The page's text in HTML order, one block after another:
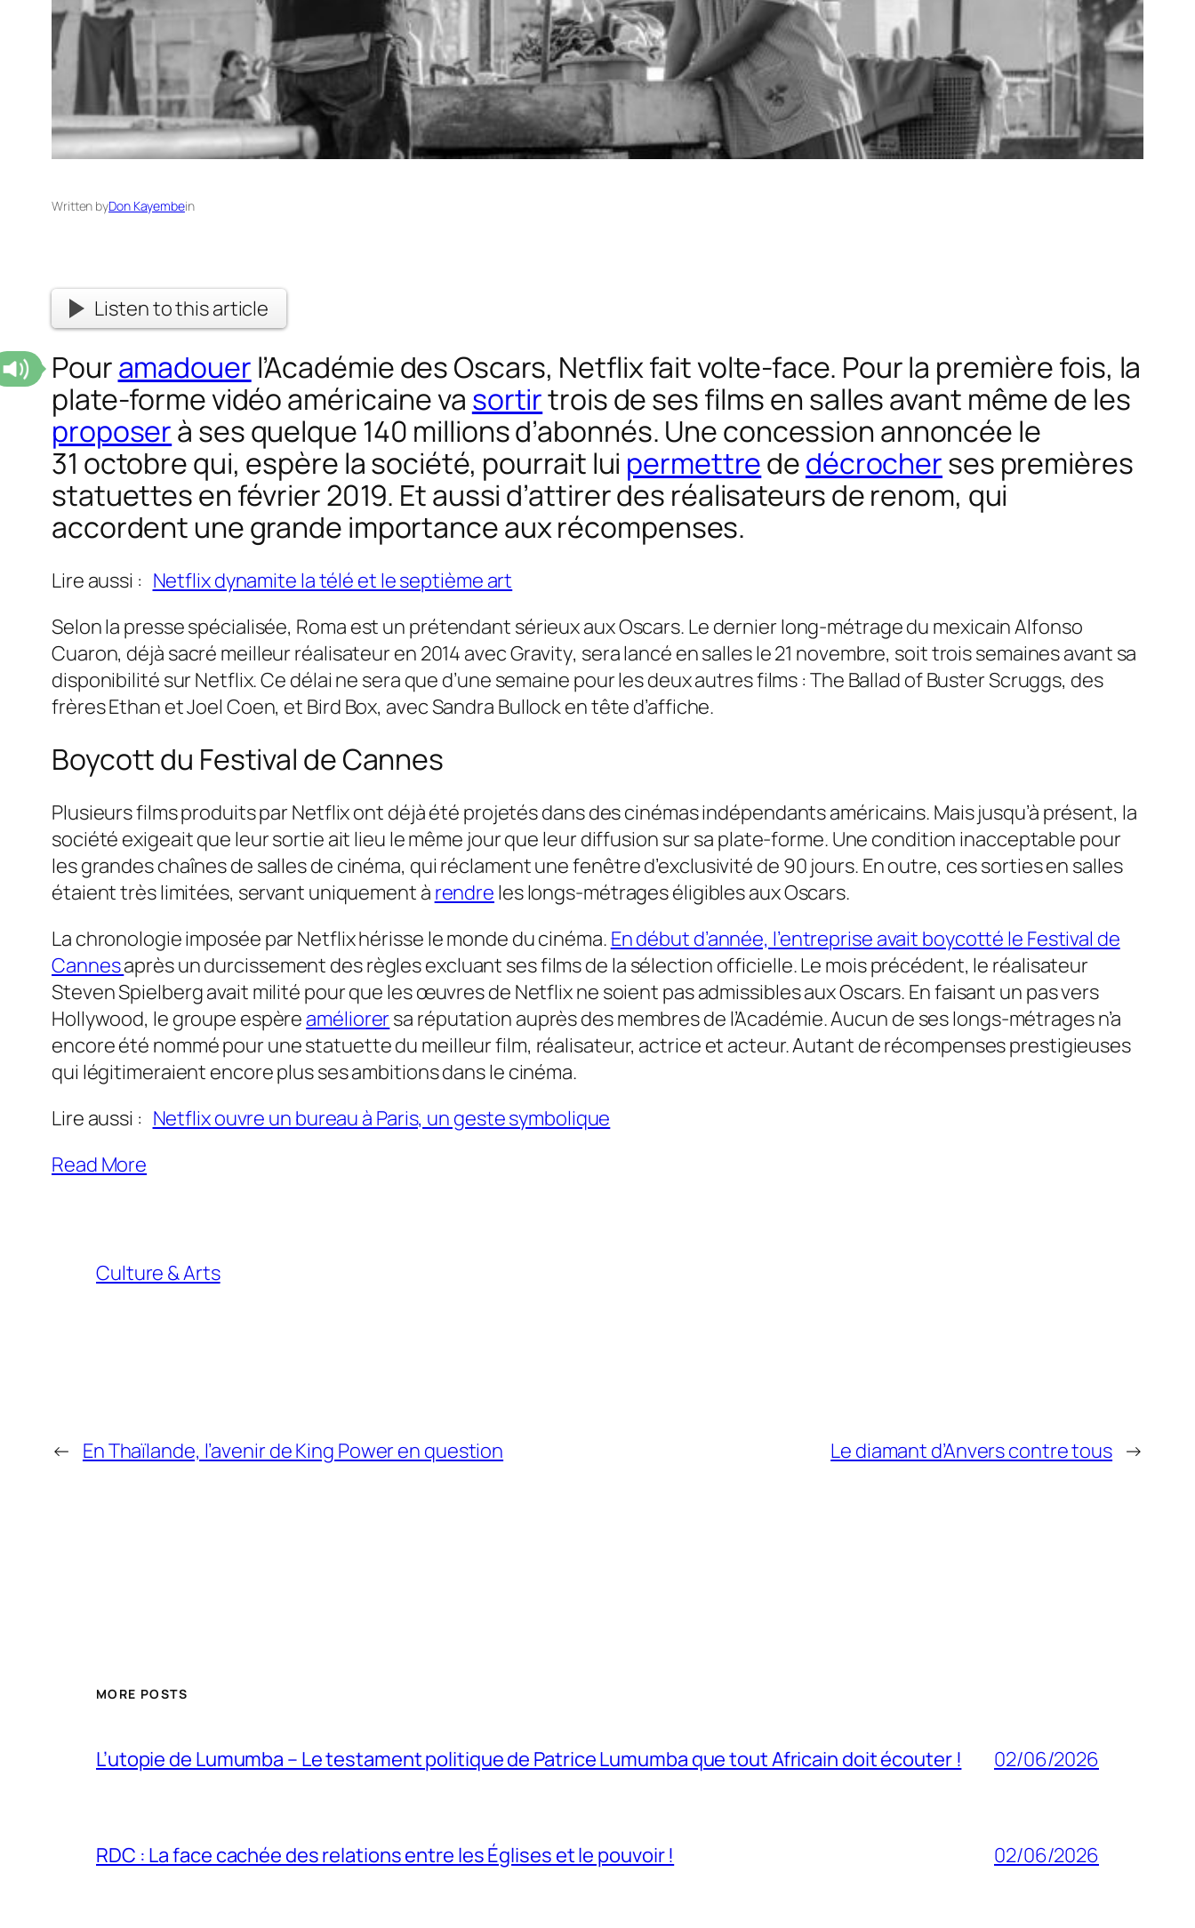
Written byDon Kayembein
Listen to this article
Pouramadouer l’Académie des Oscars, Netflix fait volte-face. Pour la première fois, la
plate-forme vidéo américaine va sortirtrois de ses films en salles avant même de les
proposerà ses quelque 140 millions d’abonnés. Une concession annoncée le
31 octobre qui, espère la société, pourrait lui permettrededécrocherses premières
statuettes en février 2019. Et aussi d’attirer des réalisateurs de renom, qui
accordent une grande importance aux récompenses.
Lire aussi : Netflix dynamite la télé et le septième art
Selon la presse spécialisée, Roma est un prétendant sérieux aux Oscars. Le dernier long-métrage du mexicain Alfonso
Cuaron, déjà sacré meilleur réalisateur en 2014 avecGravity, sera lancé en salles le 21 novembre, soit trois semaines avant sa
disponibilité sur Netflix. Ce délai ne sera que d’une semaine pour les deux autres films : The Ballad of Buster Scruggs, des
frères Ethan et Joel Coen, et Bird Box, avec Sandra Bullock en tête d’affiche.
Boycott du Festival de Cannes
Plusieurs films produits par Netflix ont déjà été projetés dans des cinémas indépendants américains. Mais jusqu’à présent, la
société exigeait que leur sortie ait lieu le même jour que leur diffusion sur sa plate-forme. Une condition inacceptable pour
les grandes chaînes de salles de cinéma, qui réclament une fenêtre d’exclusivité de 90 jours. En outre, ces sorties en salles
étaient très limitées, servant uniquement à rendre les longs-métrages éligibles aux Oscars.
La chronologie imposée par Netflix hérisse le monde du cinéma. En début d’année, l’entreprise avait boycotté le Festival de
Cannesaprès un durcissement des règles excluant ses films de la sélection officielle. Le mois précédent, le réalisateur
Steven Spielberg avait milité pour que les œuvres de Netflix ne soient pas admissibles aux Oscars. En faisant un pas vers
Hollywood, le groupe espère améliorersa réputation auprès des membres de l’Académie. Aucun de ses longs-métrages n’a
encore été nommé pour une statuette du meilleur film, réalisateur, actrice et acteur. Autant de récompenses prestigieuses
qui légitimeraient encore plus ses ambitions dans le cinéma.
Lire aussi : Netflix ouvre un bureau à Paris, un geste symbolique
Read More
Culture & Arts
← En Thaïlande, l’avenir de King Power en question Le diamant d’Anvers contre tous →
MORE POSTS
L’utopie de Lumumba – Le testament politique de Patrice Lumumba que tout Africain doit écouter ! 02/06/2026
RDC : La face cachée des relations entre les Églises et le pouvoir ! 02/06/2026